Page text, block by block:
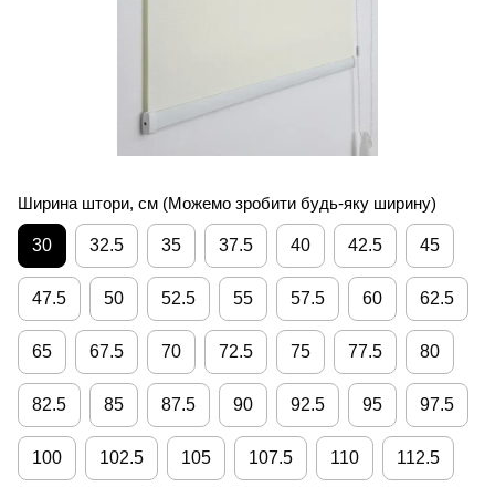
Ширина штори, см (Можемо зробити будь-яку ширину)
30 32.5 35 37.5 40 42.5 45
47.5 50 52.5 55 57.5 60 62.5
65 67.5 70 72.5 75 77.5 80
82.5 85 87.5 90 92.5 95 97.5
100 102.5 105 107.5 110 112.5